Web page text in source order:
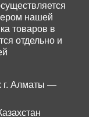
нашей
товаров в
отдельно и
г. Алматы —